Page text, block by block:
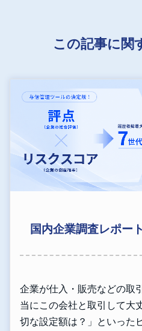
この記事に関
国内企業調査レポー
企業が仕入・販売などの取
当にこの会社と取引して大
切な設定額は？」といった